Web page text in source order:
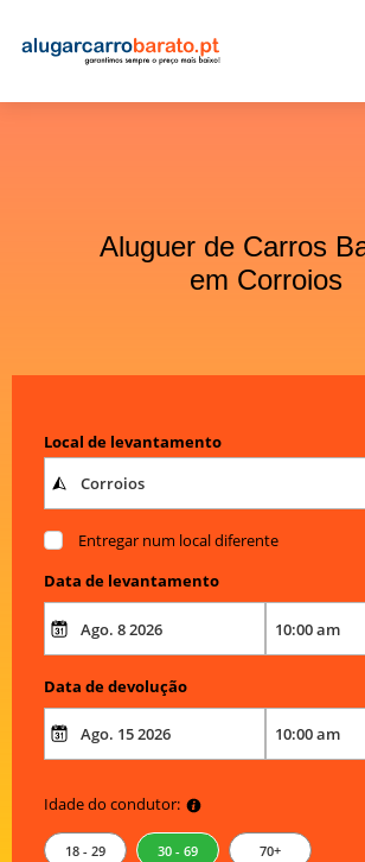
Aluguer de Carros
em Corroios
Local de levantamento
Entregar num local diferente
Data de levantamento
Data de devolução
Idade do condutor:
18 - 29 30 - 69 70+